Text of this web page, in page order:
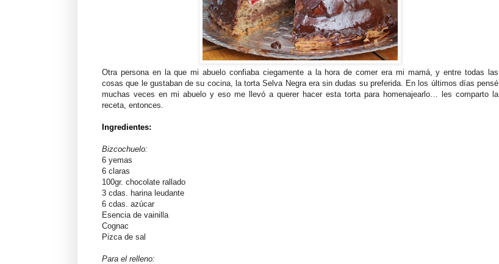
Otra persona en la que mi abuelo confiaba ciegamente a la hora de comer era mi mamá, y entre todas las
cosas que le gustaban de su cocina, la torta Selva Negra era sin dudas su preferida. En los últimos días pensé
muchas veces en mi abuelo y eso me llevó a querer hacer esta torta para homenajearlo… les comparto la
receta, entonces.
Ingredientes:
Bizcochuelo:
6 yemas
6 claras
100gr. chocolate rallado
3 cdas. harina leudante
6 cdas. azúcar
Esencia de vainilla
Cognac
Pizca de sal
Para el relleno: